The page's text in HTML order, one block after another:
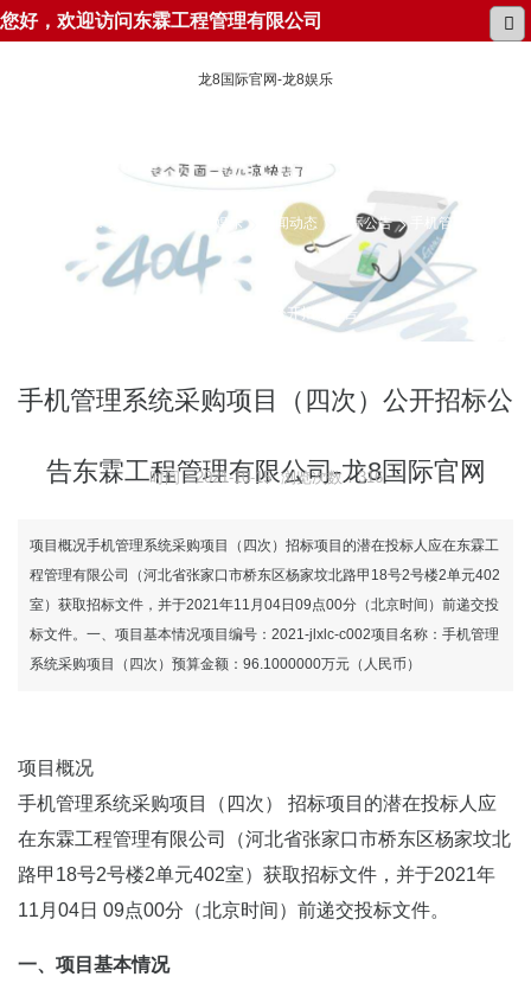
您好，欢迎访问东霖工程管理有限公司
龙8国际官网-龙8娱乐
所在位置： 龙8国际官网-龙8娱乐 新闻动态 招标公告 手机管理系统采
购项目（四次）公开招标公告
手机管理系统采购项目（四次）公开招标公
告东霖工程管理有限公司-龙8国际官网
时间：2021-10-15 浏览次数：316
项目概况手机管理系统采购项目（四次）招标项目的潜在投标人应在东霖工
程管理有限公司（河北省张家口市桥东区杨家坟北路甲18号2号楼2单元402
室）获取招标文件，并于2021年11月04日09点00分（北京时间）前递交投
标文件。一、项目基本情况项目编号：2021-jlxlc-c002项目名称：手机管理
系统采购项目（四次）预算金额：96.1000000万元（人民币）
项目概况
手机管理系统采购项目（四次） 招标项目的潜在投标人应
在东霖工程管理有限公司（河北省张家口市桥东区杨家坟北
路甲18号2号楼2单元402室）获取招标文件，并于2021年
11月04日 09点00分（北京时间）前递交投标文件。
一、项目基本情况